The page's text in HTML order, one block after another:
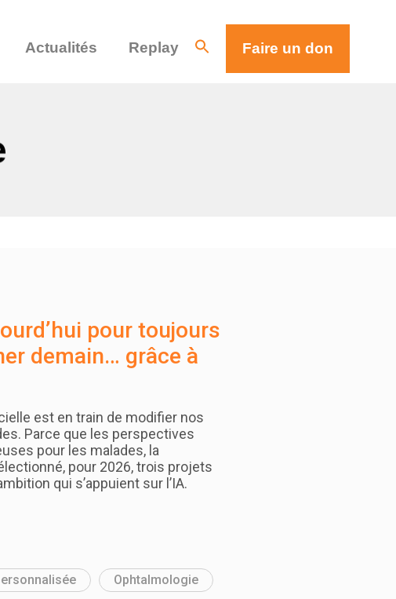
Actualités Replay Faire un don
pour toujours
demain… grâce à
est en train de modifier nos
Parce que les perspectives
pour les malades, la
pour 2026, trois projets
qui s’appuient sur l’IA.
Ophtalmologie